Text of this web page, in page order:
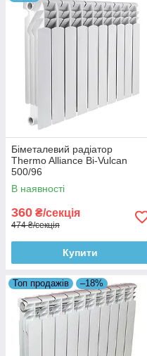
Біметалевий радіатор
Thermo Alliance Bi-Vulcan
500/96
В наявності
360 ₴/секція
474 ₴/секція
Купити
Топ продажів –18%